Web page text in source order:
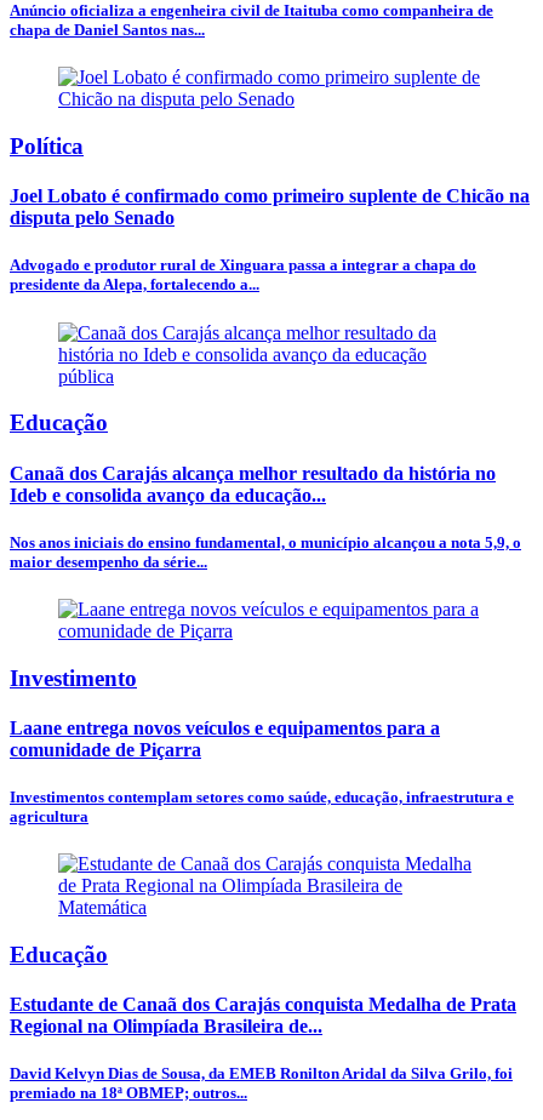
Anúncio oficializa a engenheira civil de Itaituba como companheira de
chapa de Daniel Santos nas...
Política
Joel Lobato é confirmado como primeiro suplente de Chicão na
disputa pelo Senado
Advogado e produtor rural de Xinguara passa a integrar a chapa do
presidente da Alepa, fortalecendo a...
Educação
Canaã dos Carajás alcança melhor resultado da história no
Ideb e consolida avanço da educação...
Nos anos iniciais do ensino fundamental, o município alcançou a nota 5,9, o
maior desempenho da série...
Investimento
Laane entrega novos veículos e equipamentos para a
comunidade de Piçarra
Investimentos contemplam setores como saúde, educação, infraestrutura e
agricultura
Educação
Estudante de Canaã dos Carajás conquista Medalha de Prata
Regional na Olimpíada Brasileira de...
David Kelvyn Dias de Sousa, da EMEB Ronilton Aridal da Silva Grilo, foi
premiado na 18ª OBMEP; outros...